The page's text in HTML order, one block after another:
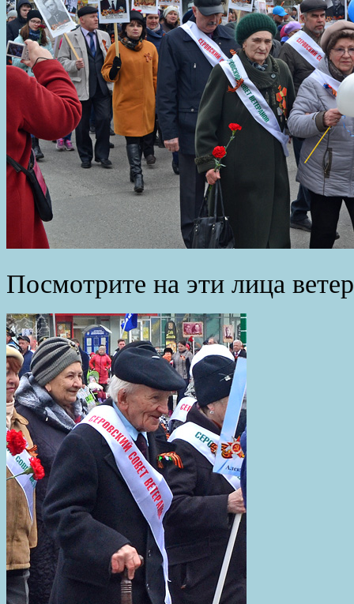
Посмотрите на эти лица